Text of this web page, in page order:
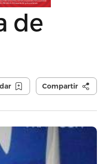
de
Compartir